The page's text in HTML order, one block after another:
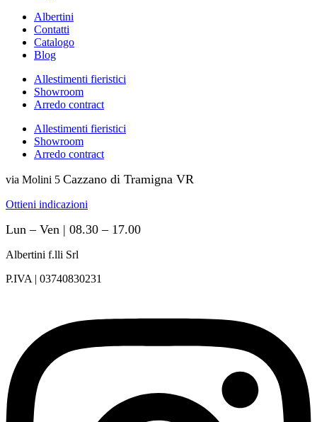
Albertini
Contatti
Catalogo
Blog
Allestimenti fieristici
Showroom
Arredo contract
Allestimenti fieristici
Showroom
Arredo contract
via Molini 5 Cazzano di Tramigna VR
Ottieni indicazioni
Lun – Ven | 08.30 – 17.00
Albertini f.lli Srl
P.IVA | 03740830231